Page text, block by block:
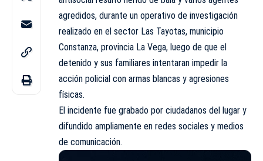
agredidos, durante un operativo de investigación
realizado en el sector Las Tayotas, municipio
Constanza, provincia La Vega, luego de que el
detenido y sus familiares intentaran impedir la
acción policial con armas blancas y agresiones
físicas.
El incidente fue grabado por ciudadanos del lugar y
difundido ampliamente en redes sociales y medios
de comunicación.